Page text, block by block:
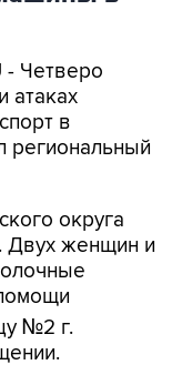
- Четверо
атаках
в
региональный
округа
Двух женщин и
№2 г.